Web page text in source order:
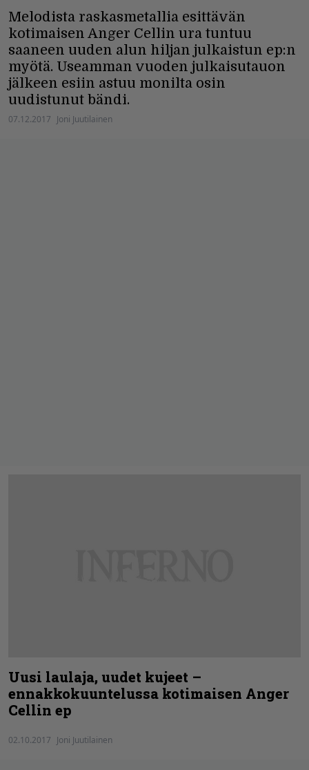
Melodista raskasmetallia esittävän
kotimaisen Anger Cellin ura tuntuu
saaneen uuden alun hiljan julkaistun ep:n
myötä. Useamman vuoden julkaisutauon
jälkeen esiin astuu monilta osin
uudistunut bändi.
07.12.2017 Joni Juutilainen
Uusi laulaja, uudet kujeet –
ennakkokuuntelussa kotimaisen Anger
Cellin ep
02.10.2017 Joni Juutilainen